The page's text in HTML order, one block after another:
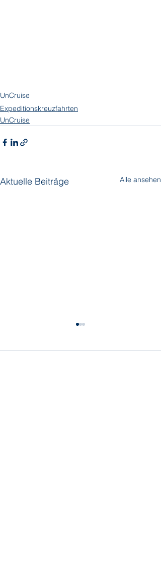
UnCruise
Expeditionskreuzfahrten
UnCruise
Aktuelle Beiträge Alle ansehen